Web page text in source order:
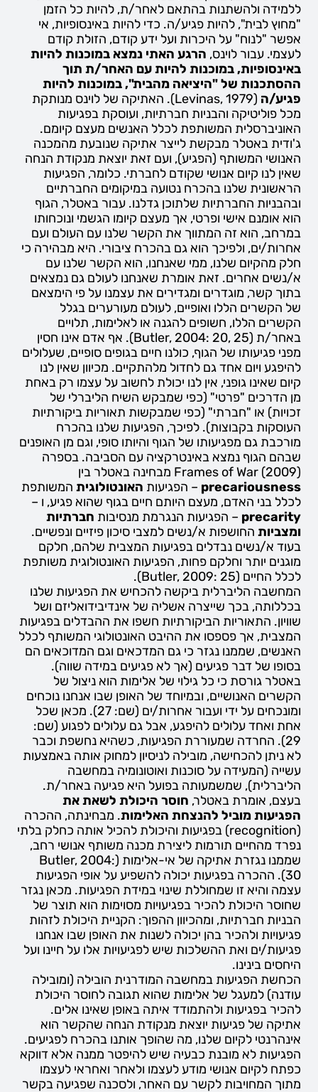
ללמידה ולהשתנות בהתאם לאחר/ת, להיות כל הזמן
"מחוץ לבית", להיות פגיע/ה. כדי להיות באינסופיות, אי
אפשר "לנוח" על היכרות ועל ידע קודם, הזולת קודם
לעצמי. עבור לוינס, הרגע האתי נמצא במוכנות להיות
באינסופיות, במוכנות להיות עם האחר/ת תוך
ההסתכנות של "היציאה מהבית", במוכנות להיות
פגיע/ה
(Levinas, 1979). האתיקה של לוינס מנותקת
מכל פוליטיקה והבניות חברתיות, ועוסקת בפגיעות
האוניברסלית המשותפת לכלל האנשים מעצם קיומם.
ג'ודית באטלר מבקשת לייצר אתיקה שנובעת מהמכנה
האנושי המשותף (הפגיע), ועם זאת יוצאת מנקודת הנחה
שאין לנו קיום אנושי שקודם לחברתי. כלומר, הפגיעות
הראשונית שלנו בהכרח נטועה במיקומים החברתיים
ובהבניות החברתיות שלתוכן גדלנו. עבור באטלר, הגוף
הוא אומנם אישי ופרטי, אך מעצם קיומו הגשמי ונוכחותו
במרחב, הוא זה המתווך את הקשר שלנו עם העולם ועם
אחרות/ים, ולפיכך הוא גם בהכרח ציבורי. היא מבהירה כי
חלק מהקיום שלנו, ממי שאנחנו, הוא הקשר שלנו עם
א/נשים אחרים. זאת אומרת שאנחנו לעולם גם נמצאים
בתוך קשר, מוגדרים ומגדירים את עצמנו על פי הימצאם
של הקשרים הללו ואופיים, לעולם מעורערים בגלל
הקשרים הללו, חשופים להגנה או לאלימות, תלויים
באחר/ת (Butler, 2004: 20, 25). אף אדם אינו חסין
מפני פגיעותו של הגוף, כולנו חיים בגופים סופיים, שעלולים
להיפגע ויום אחד גם לחדול מלהתקיים. מכיוון שאין לנו
קיום שאינו גופני, אין לנו יכולת לחשוב על עצמו רק באחת
מן הדרכים "פרטי" (כפי שמבקש השיח הליברלי של
זכויות) או "חברתי" (כפי שמבקשות תאוריות ביקורתיות
העוסקות בקבוצות). לפיכך, הפגיעות שלנו בהכרח
מורכבת גם מפגיעותו של הגוף והיותו סופי, וגם מן האופנים
שבהם הגוף נמצא באינטרקציה עם הסביבה. בספרה
Frames of War (2009) מבחינה באטלר בין
precariousness – הפגיעות האונטולוגית המשותפת
לכלל בני האדם, מעצם היותם חיים בגוף שהוא פגיע, ו –
precarity – הפגיעות הנגרמת מנסיבות חברתיות
ומצביות החושפות א/נשים למצבי סיכון פיזיים ונפשיים.
בעוד א/נשים נבדלים בפגיעות המצבית שלהם, חלקם
מוגנים יותר וחלקם פחות, הפגיעות האונטולוגית משותפת
לכלל החיים (Butler, 2009: 25).
המחשבה הליברלית ביקשה להכחיש את הפגיעות שלנו
בכללותה, בכך שייצרה אשליה של אינדיבידואליזם ושל
שוויון. התאוריות הביקורתיות חשפו את ההבדלים בפגיעות
המצבית, אך פספסו את ההיבט האונטולוגי המשותף לכלל
האנשים, שממנו נגזר כי גם המדכאים וגם המדוכאים הם
בסופו של דבר פגיעים (אך לא פגיעים במידה שווה).
באטלר גורסת כי כל גילוי של אלימות הוא ניצול של
הקשרים האנושיים, ובמיוחד של האופן שבו אנחנו נוכחים
ומונכחים על ידי ועבור אחרות/ים (שם: 27). מכאן שכל
אחת ואחד עלולים להיפגע, אבל גם עלולים לפגוע (שם:
29). החרדה שמעוררת הפגיעות, כשהיא נחשפת וכבר
לא ניתן להכחישה, מובילה לניסיון למחוק אותה באמצעות
עשייה (המעידה על סוכנות ואוטונומיה במחשבה
הליברלית), שמשמעותה בפועל היא פגיעה באחר/ת.
בעצם, אומרת באטלר, חוסר היכולת לשאת את
הפגיעות מוביל להנצחת האלימות. מבחינתה, ההכרה
(recognition) בפגיעות והיכולת להכיל אותה כחלק בלתי
נפרד מהחיים תורמות ליצירת מכנה משותף אנושי רחב,
שממנו נגזרת אתיקה של אי-אלימות (Butler, 2004:
30). ההכרה בפגיעות יכולה להשפיע על אופי הפגיעות
עצמה והיא זו שמחוללת שינוי במידת הפגיעות. מכאן נגזר
שחוסר היכולת להכיר בפגיעויות מסוימות הוא תוצר של
הבניות חברתיות, ומהכיוון ההפוך: הקניית היכולת לזהות
פגיעויות ולהכיר בהן יכולה לשנות את האופן שבו אנחנו
פגיעות/ים ואת ההשלכות שיש לפגיעויות אלו על חיינו ועל
היחסים בינינו.
הכחשת הפגיעות במחשבה המודרנית הובילה (ומובילה
עודנה) למעגל של אלימות שהוא תגובה לחוסר היכולת
להכיר בפגיעות ולהתמודד איתה באופן שאינו אלים.
אתיקה של פגיעות יוצאת מנקודת הנחה שהקשר הוא
אינהרנטי לקיום שלנו, מה שהופך אותנו בהכרח לפגיעים.
הפגיעות לא מובנת כבעיה שיש להיפטר ממנה אלא דווקא
כפתח לקיום אנושי מודע לעצמו ולאחר ואחראי לעצמו
מתוך המחויבות לקשר עם האחר, ולסכנה שפגיעה בקשר